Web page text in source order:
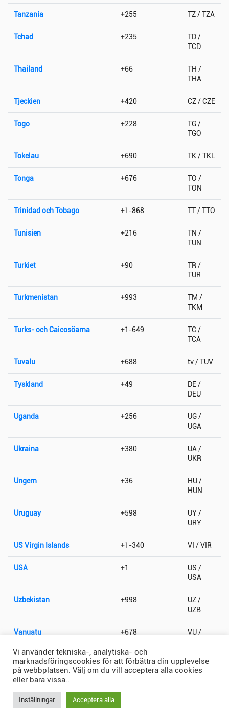
Tanzania +255 TZ / TZA
Tchad +235
TD /
TCD
Thailand +66
TH /
THA
Tjeckien +420 CZ / CZE
Togo +228
TG /
TGO
Tokelau +690 TK / TKL
Tonga +676
TO /
TON
Trinidad och Tobago +1-868 TT / TTO
Tunisien +216
TN /
TUN
Turkiet +90
TR /
TUR
Turkmenistan +993
TM /
TKM
Turks- och Caicosöarna +1-649
TC /
TCA
Tuvalu +688 tv / TUV
Tyskland +49
DE /
DEU
Uganda +256
UG /
UGA
Ukraina +380
UA /
UKR
Ungern +36
HU /
HUN
Uruguay +598
UY /
URY
US Virgin Islands +1-340 VI / VIR
USA +1
US /
USA
Uzbekistan +998
UZ /
UZB
Vanuatu +678
VU /
Vatikanstaten +379 VA / VAT
Vi använder tekniska-, analytiska- och
marknadsföringscookies för att förbättra din upplevelse
på webbplatsen. Välj om du vill acceptera alla cookies
eller bara vissa..
Inställningar Acceptera alla